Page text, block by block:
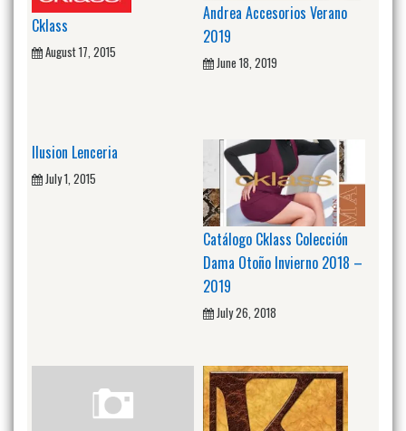
Cklass
August 17, 2015
Andrea Accesorios Verano
2019
June 18, 2019
Ilusion Lenceria
July 1, 2015
Catálogo Cklass Colección
Dama Otoño Invierno 2018 –
2019
July 26, 2018